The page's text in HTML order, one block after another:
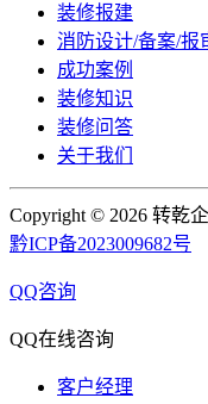
装修报建
消防设计/备案/报
成功案例
装修知识
装修问答
关于我们
Copyright © 2026 转乾
黔ICP备2023009682号
QQ咨询
QQ在线咨询
客户经理